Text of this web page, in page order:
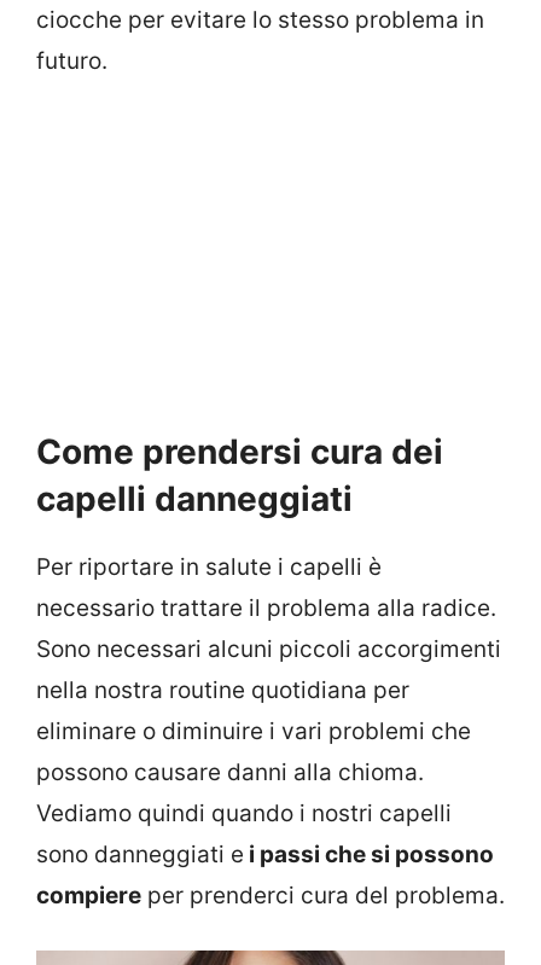
ciocche per evitare lo stesso problema in
futuro.
Come prendersi cura dei
capelli danneggiati
Per riportare in salute i capelli è
necessario trattare il problema alla radice.
Sono necessari alcuni piccoli accorgimenti
nella nostra routine quotidiana per
eliminare o diminuire i vari problemi che
possono causare danni alla chioma.
Vediamo quindi quando i nostri capelli
sono danneggiati e i passi che si possono
compiere per prenderci cura del problema.